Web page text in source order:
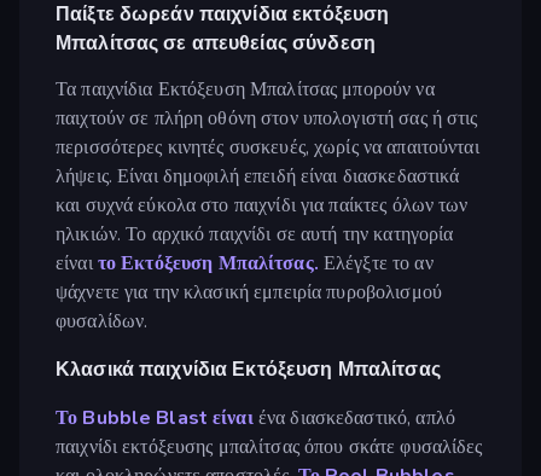
Παίξτε δωρεάν παιχνίδια εκτόξευση
Μπαλίτσας σε απευθείας σύνδεση
Τα παιχνίδια Εκτόξευση Μπαλίτσας μπορούν να
παιχτούν σε πλήρη οθόνη στον υπολογιστή σας ή στις
περισσότερες κινητές συσκευές, χωρίς να απαιτούνται
λήψεις. Είναι δημοφιλή επειδή είναι διασκεδαστικά
και συχνά εύκολα στο παιχνίδι για παίκτες όλων των
ηλικιών. Το αρχικό παιχνίδι σε αυτή την κατηγορία
είναιτο Εκτόξευση Μπαλίτσας. Ελέγξτε το αν
ψάχνετε για την κλασική εμπειρία πυροβολισμού
φυσαλίδων.
Κλασικά παιχνίδια Εκτόξευση Μπαλίτσας
Το Bubble Blast είναιένα διασκεδαστικό, απλό
παιχνίδι εκτόξευσης μπαλίτσας όπου σκάτε φυσαλίδες